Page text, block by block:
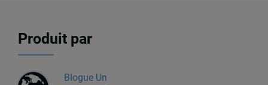
Produit par
Blogue Un